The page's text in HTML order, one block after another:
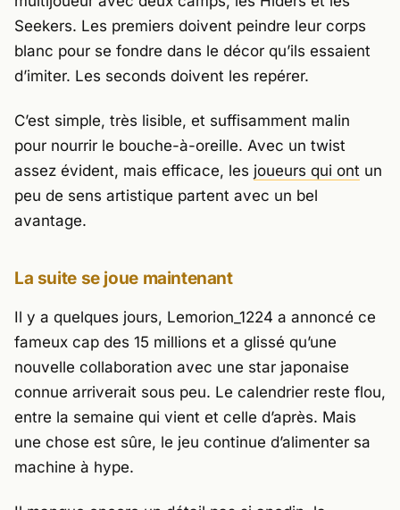
Seekers. Les premiers doivent peindre leur corps
blanc pour se fondre dans le décor qu’ils essaient
d’imiter. Les seconds doivent les repérer.
C’est simple, très lisible, et suffisamment malin
pour nourrir le bouche-à-oreille. Avec un twist
assez évident, mais efficace, les joueurs qui ont un
peu de sens artistique partent avec un bel
avantage.
La suite se joue maintenant
Il y a quelques jours, Lemorion_1224 a annoncé ce
fameux cap des 15 millions et a glissé qu’une
nouvelle collaboration avec une star japonaise
connue arriverait sous peu. Le calendrier reste flou,
entre la semaine qui vient et celle d’après. Mais
une chose est sûre, le jeu continue d’alimenter sa
machine à hype.